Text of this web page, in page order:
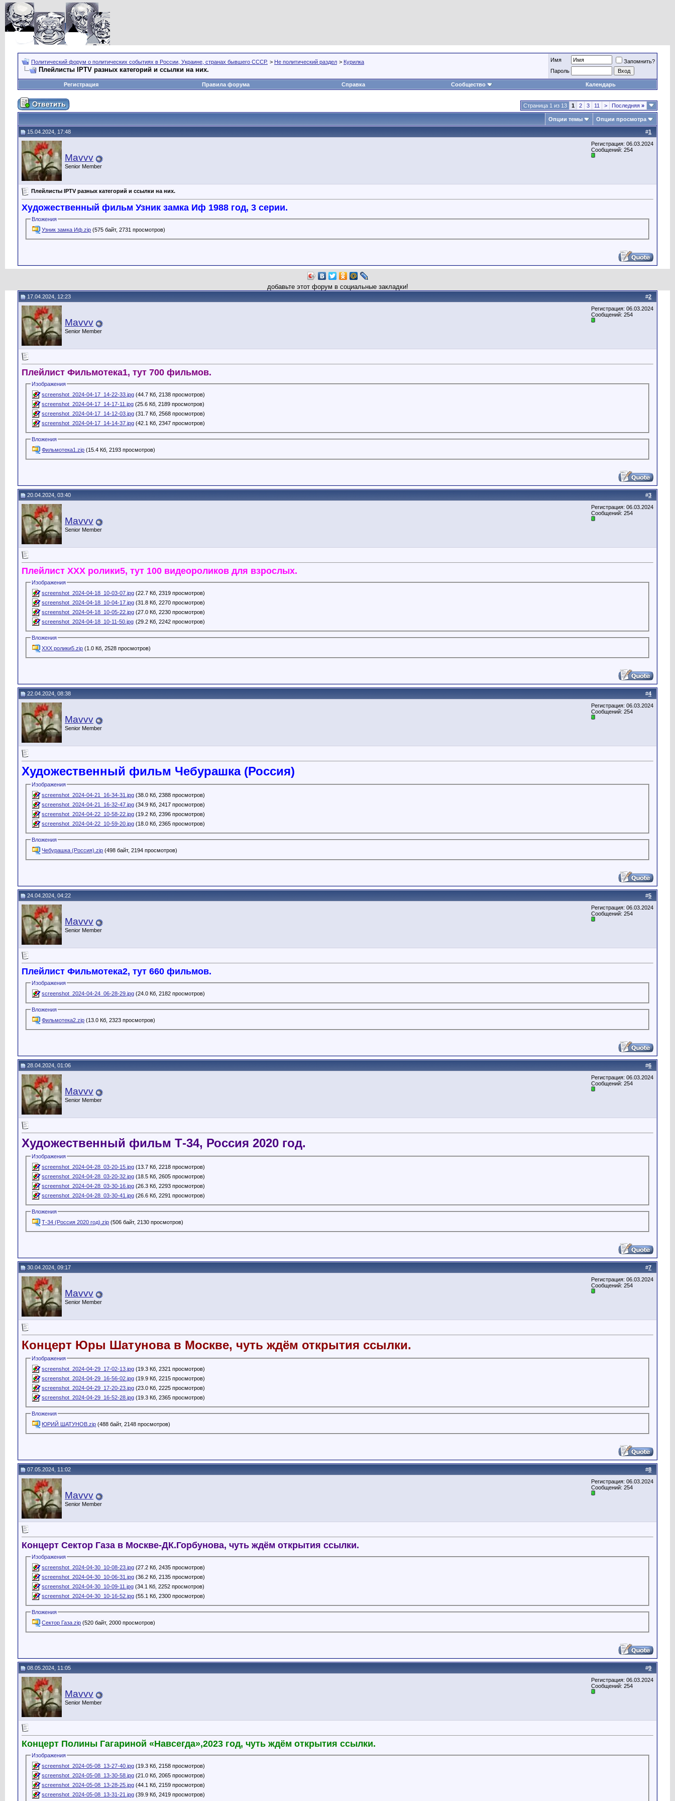
Политический форум о политических событиях в России, Украине, странах бывшего СССР. > Не политический раздел > Курилка
Плейлисты IPTV разных категорий и ссылки на них.
Имя
Запомнить?
Пароль
Регистрация Правила форума Справка Сообщество Календарь
Страница 1 из 13 1 2 3 11 > Последняя »
Опции темы Опции просмотра
#1
15.04.2024, 17:48
Mavvv
Senior Member
Регистрация: 06.03.2024
Сообщений: 254
Плейлисты IPTV разных категорий и ссылки на них.
Художественный фильм Узник замка Иф 1988 год, 3 серии.
Вложения
Узник замка Иф.zip (575 байт, 2731 просмотров)
добавьте этот форум в социальные закладки!
#2
17.04.2024, 12:23
Mavvv
Senior Member
Регистрация: 06.03.2024
Сообщений: 254
Плейлист Фильмотека1, тут 700 фильмов.
Изображения
screenshot_2024-04-17_14-22-33.jpg (44.7 Кб, 2138 просмотров)
screenshot_2024-04-17_14-17-11.jpg (25.6 Кб, 2189 просмотров)
screenshot_2024-04-17_14-12-03.jpg (31.7 Кб, 2568 просмотров)
screenshot_2024-04-17_14-14-37.jpg (42.1 Кб, 2347 просмотров)
Вложения
Фильмотека1.zip (15.4 Кб, 2193 просмотров)
#3
20.04.2024, 03:40
Mavvv
Senior Member
Регистрация: 06.03.2024
Сообщений: 254
Плейлист ХХХ ролики5, тут 100 видеороликов для взрослых.
Изображения
screenshot_2024-04-18_10-03-07.jpg (22.7 Кб, 2319 просмотров)
screenshot_2024-04-18_10-04-17.jpg (31.8 Кб, 2270 просмотров)
screenshot_2024-04-18_10-05-22.jpg (27.0 Кб, 2230 просмотров)
screenshot_2024-04-18_10-11-50.jpg (29.2 Кб, 2242 просмотров)
Вложения
ХХХ ролики5.zip (1.0 Кб, 2528 просмотров)
#4
22.04.2024, 08:38
Mavvv
Senior Member
Регистрация: 06.03.2024
Сообщений: 254
Художественный фильм Чебурашка (Россия)
Изображения
screenshot_2024-04-21_16-34-31.jpg (38.0 Кб, 2388 просмотров)
screenshot_2024-04-21_16-32-47.jpg (34.9 Кб, 2417 просмотров)
screenshot_2024-04-22_10-58-22.jpg (19.2 Кб, 2396 просмотров)
screenshot_2024-04-22_10-59-20.jpg (18.0 Кб, 2365 просмотров)
Вложения
Чебурашка (Россия).zip (498 байт, 2194 просмотров)
#5
24.04.2024, 04:22
Mavvv
Senior Member
Регистрация: 06.03.2024
Сообщений: 254
Плейлист Фильмотека2, тут 660 фильмов.
Изображения
screenshot_2024-04-24_06-28-29.jpg (24.0 Кб, 2182 просмотров)
Вложения
Фильмотека2.zip (13.0 Кб, 2323 просмотров)
#6
28.04.2024, 01:06
Mavvv
Senior Member
Регистрация: 06.03.2024
Сообщений: 254
Художественный фильм Т-34, Россия 2020 год.
Изображения
screenshot_2024-04-28_03-20-15.jpg (13.7 Кб, 2218 просмотров)
screenshot_2024-04-28_03-20-32.jpg (18.5 Кб, 2605 просмотров)
screenshot_2024-04-28_03-30-16.jpg (26.3 Кб, 2293 просмотров)
screenshot_2024-04-28_03-30-41.jpg (26.6 Кб, 2291 просмотров)
Вложения
Т-34 (Россия 2020 год).zip (506 байт, 2130 просмотров)
#7
30.04.2024, 09:17
Mavvv
Senior Member
Регистрация: 06.03.2024
Сообщений: 254
Концерт Юры Шатунова в Москве, чуть ждём открытия ссылки.
Изображения
screenshot_2024-04-29_17-02-13.jpg (19.3 Кб, 2321 просмотров)
screenshot_2024-04-29_16-56-02.jpg (19.9 Кб, 2215 просмотров)
screenshot_2024-04-29_17-20-23.jpg (23.0 Кб, 2225 просмотров)
screenshot_2024-04-29_16-52-28.jpg (19.3 Кб, 2365 просмотров)
Вложения
ЮРИЙ ШАТУНОВ.zip (488 байт, 2148 просмотров)
#8
07.05.2024, 11:02
Mavvv
Senior Member
Регистрация: 06.03.2024
Сообщений: 254
Концерт Сектор Газа в Москве-ДК.Горбунова, чуть ждём открытия ссылки.
Изображения
screenshot_2024-04-30_10-08-23.jpg (27.2 Кб, 2435 просмотров)
screenshot_2024-04-30_10-06-31.jpg (36.2 Кб, 2135 просмотров)
screenshot_2024-04-30_10-09-11.jpg (34.1 Кб, 2252 просмотров)
screenshot_2024-04-30_10-16-52.jpg (55.1 Кб, 2300 просмотров)
Вложения
Сектор Газа.zip (520 байт, 2000 просмотров)
#9
08.05.2024, 11:05
Mavvv
Senior Member
Регистрация: 06.03.2024
Сообщений: 254
Концерт Полины Гагариной «Навсегда»,2023 год, чуть ждём открытия ссылки.
Изображения
screenshot_2024-05-08_13-27-40.jpg (19.3 Кб, 2158 просмотров)
screenshot_2024-05-08_13-30-58.jpg (21.0 Кб, 2065 просмотров)
screenshot_2024-05-08_13-28-25.jpg (44.1 Кб, 2159 просмотров)
screenshot_2024-05-08_13-31-21.jpg (39.9 Кб, 2419 просмотров)